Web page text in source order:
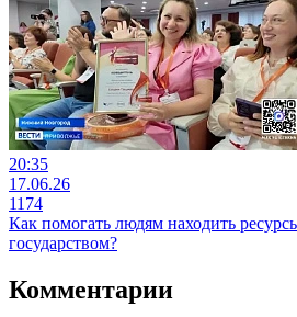
20:35
17.06.26
1174
Как помогать людям находить
государством?
Комментарии